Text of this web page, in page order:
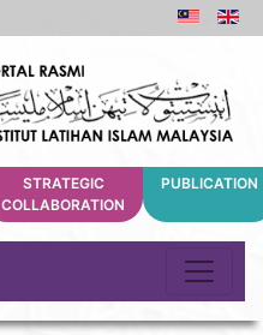
STRATEGIC
COLLABORATION
PUBLICATION